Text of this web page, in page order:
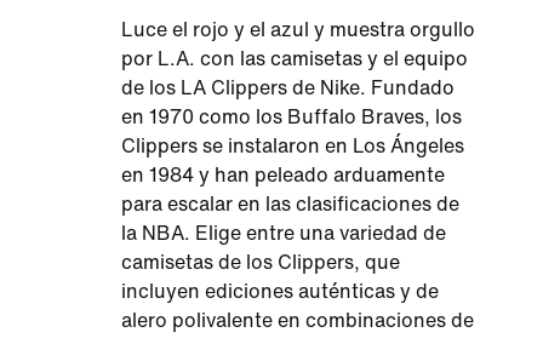
Luce el rojo y el azul y muestra orgullo
por L.A. con las camisetas y el equipo
de los LA Clippers de Nike. Fundado
en 1970 como los Buffalo Braves, los
Clippers se instalaron en Los Ángeles
en 1984 y han peleado arduamente
para escalar en las clasificaciones de
la NBA. Elige entre una variedad de
camisetas de los Clippers, que
incluyen ediciones auténticas y de
alero polivalente en combinaciones de